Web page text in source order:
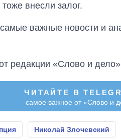
внесли залог.
важные новости и
редакции «Слово и
ЧИТАЙТЕ В
самое важное от «Слово и
Николай Злочевский